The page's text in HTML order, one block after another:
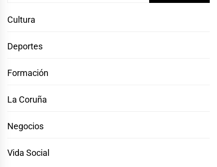
Cultura
Deportes
Formación
La Coruña
Negocios
Vida Social